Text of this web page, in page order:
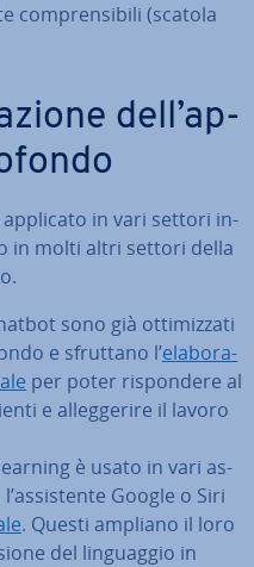
com­pren­si­bi­li (scatola
dell’ap­
applicato in vari settori in­
in molti altri settori della
sono già ot­ti­miz­za­ti
e sfruttano l’ela­bo­ra­
per poter ri­spon­de­re al
e al­leg­ge­ri­re il lavoro
è usato in vari as­
Google o Siri
. Questi ampliano il loro
del lin­guag­gio in